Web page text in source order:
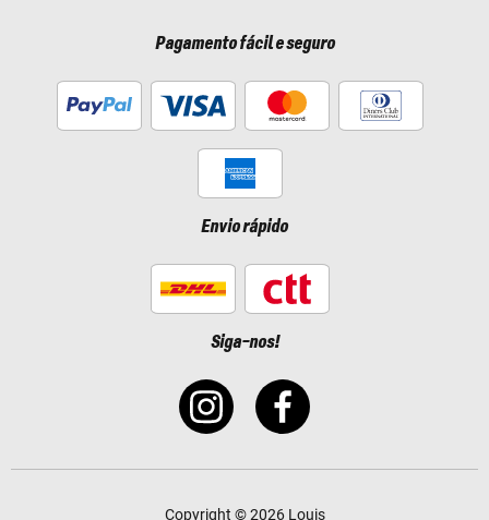
Pagamento fácil e seguro
Envio rápido
Siga-nos!
Copyright © 2026 Louis